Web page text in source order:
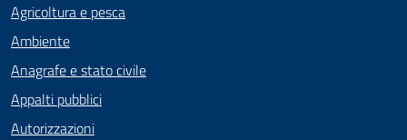
Agricoltura e pesca
Ambiente
Anagrafe e stato civile
Appalti pubblici
Autorizzazioni